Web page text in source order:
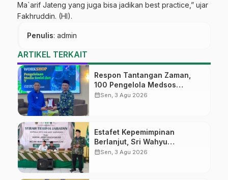
Ma`arif Jateng yang juga bisa jadikan best practice,” ujar
Fakhruddin. (HI).
Penulis: admin
ARTIKEL TERKAIT
Respon Tantangan Zaman,
100 Pengelola Medsos
Sekolah Ma’arif Pekalongan
calendar_monthSen, 3 Agu 2026
Estafet Kepemimpinan
Berlanjut, Sri Wahyu
Susilowati Resmi Pimpin MTs
calendar_monthSen, 3 Agu 2026